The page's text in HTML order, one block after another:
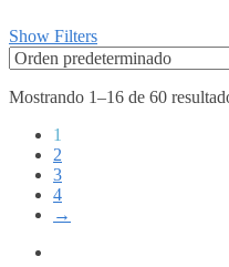
Show Filters
Mostrando 1–16 de 60
1
2
3
4
→